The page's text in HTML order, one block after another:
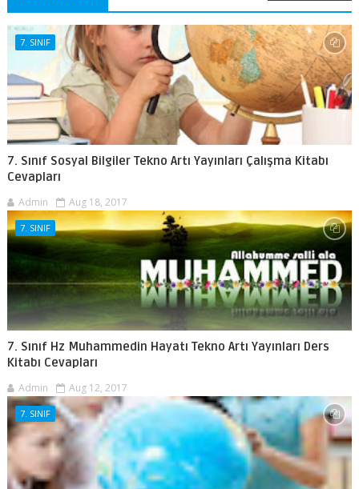
7. SINIF
7. Sınıf Sosyal Bilgiler Tekno Artı Yayınları Çalışma Kitabı
Cevapları
Admin Aug 18, 2017
7. SINIF
7. Sınıf Hz Muhammedin Hayatı Tekno Artı Yayınları Ders
Kitabı Cevapları
Admin Aug 12, 2017
7. SINIF